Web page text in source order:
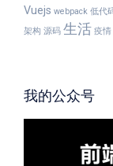
Vuejs webpack 低代
架构 源码 生活 疫情
我的公众号